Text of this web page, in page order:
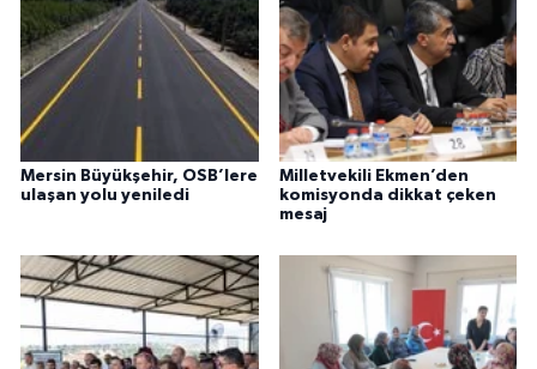
Mersin Büyükşehir, OSB’lere
ulaşan yolu yeniledi
Milletvekili Ekmen’den
komisyonda dikkat çeken
mesaj